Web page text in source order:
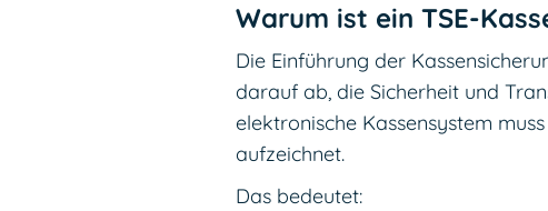
Warum ist ein TSE-
Die Einführung der
darauf ab, die Sicherheit und
elektronische Kassensystem
aufzeichnet.
Das bedeutet: